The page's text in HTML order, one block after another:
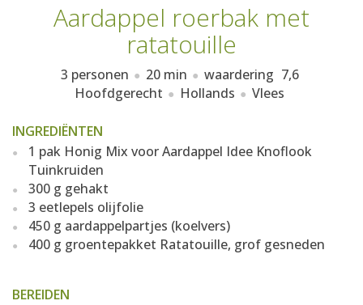
KOOKBOEKEN
Aardappel roerbak met
ratatouille
3 personen 20 min waardering 7,6
Hoofdgerecht
Hollands Vlees
INGREDIËNTEN
1 pak Honig Mix voor Aardappel Idee Knoflook
Tuinkruiden
300 g gehakt
3 eetlepels olijfolie
450 g aardappelpartjes (koelvers)
400 g groentepakket Ratatouille, grof gesneden
BEREIDEN